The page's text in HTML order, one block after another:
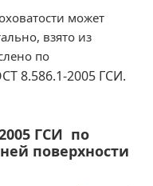
может
взято из
по
8.586.1-2005 ГСИ.
ГСИ по
поверхности